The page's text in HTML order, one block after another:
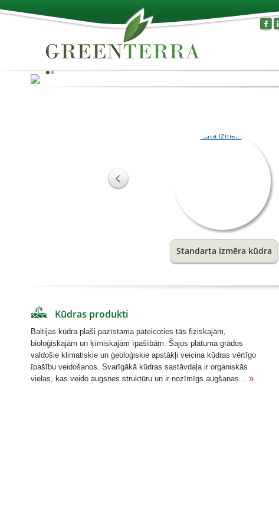
Vislabākais no dabas!
ražošanai, gan lauksaimniecības vai dārzkopības
vajadzībām. Svarīgākā kūdras sastāvdaļa ir organiskās
vielas, kas ir augsnes struktūras veidotājas un nozīmīgs
augšanas stimulators. Tā augu saknēm nodrošina ideālu
Standarta izmēra kūdra
Kūdras produkti
Baltijas kūdra plaši pazīstama pateicoties tās fiziskajām,
bioloģiskajām un ķīmiskajām īpašībām. Šajos platuma grādos
valdošie klimatiskie un ģeoloģiskie apstākļi veicina kūdras vērtīgo
īpašību veidošanos. Svarīgākā kūdras sastāvdaļa ir organiskās
vielas, kas veido augsnes struktūru un ir nozīmīgs augšanas...